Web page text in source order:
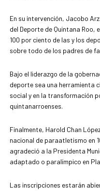
En su intervención, Jacobo
del Deporte de Quintana Roo,
100 por ciento de las y los
sobre todo de los padres de
Bajo el liderazgo de la
deporte sea una herramienta
social y en la transformación
quintanarroenses.
Finalmente, Harold Chan
nacional de paraatletismo en
agradeció a la Presidenta
adaptado o paralímpico en
Las inscripciones estarán